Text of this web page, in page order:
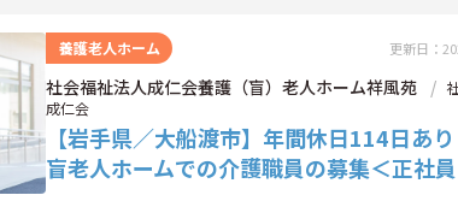
養護老人ホーム 更新日：
社会福祉法人成仁会養護（盲）老人ホーム祥風苑
成仁会
【岩手県／大船渡市】年間休日114日あ
盲老人ホームでの介護職員の募集＜正社